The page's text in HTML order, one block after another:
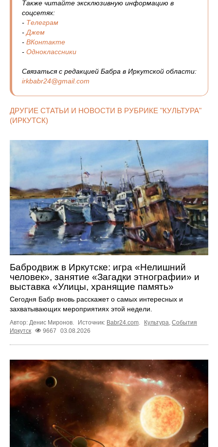
Также читайте эксклюзивную информацию в
соцсетях:
- Телеграм
- Джем
- ВКонтакте
- Одноклассники
Связаться с редакцией Бабра в Иркутской области:
irkbabr24@gmail.com
ДРУГИЕ СТАТЬИ И НОВОСТИ В РУБРИКЕ "КУЛЬТУРА"
(ИРКУТСК)
Бабродвиж в Иркутске: игра «Нелишний
человек», занятие «Загадки этнографии» и
выставка «Улицы, хранящие память»
Сегодня Бабр вновь расскажет о самых интересных и
захватывающих мероприятиях этой недели.
Автор: Денис Миронов. Источник: Babr24.com. Культура, События
Иркутск
9667 03.08.2026